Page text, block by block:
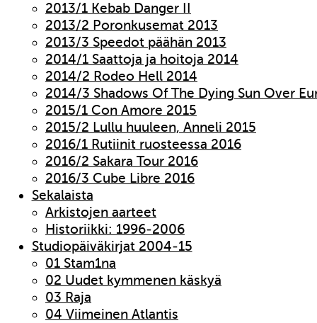
2013/1 Kebab Danger II
2013/2 Poronkusemat 2013
2013/3 Speedot päähän 2013
2014/1 Saattoja ja hoitoja 2014
2014/2 Rodeo Hell 2014
2014/3 Shadows Of The Dying Sun Over
2015/1 Con Amore 2015
2015/2 Lullu huuleen, Anneli 2015
2016/1 Rutiinit ruosteessa 2016
2016/2 Sakara Tour 2016
2016/3 Cube Libre 2016
Sekalaista
Arkistojen aarteet
Historiikki: 1996-2006
Studiopäiväkirjat 2004-15
01 Stam1na
02 Uudet kymmenen käskyä
03 Raja
04 Viimeinen Atlantis